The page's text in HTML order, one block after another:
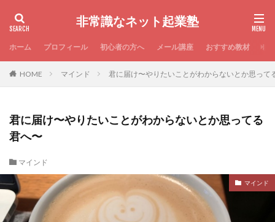
非常識なネット起業塾
ホーム プロフィール 初心者の方へ メール講座 おすすめ教材 お
HOME マインド 君に届け〜やりたいことがわからないとか思って
君に届け〜やりたいことがわからないとか思ってる
君へ〜
マインド
マインド